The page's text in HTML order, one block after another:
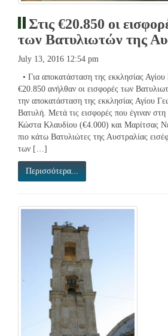
Στις €20.850 οι
των Βατυλιωτών της
July 13, 2016 12:54 pm
• Για αποκατάσταση της εκκλησίας
€20.850 ανήλθαν οι εισφορές των
την αποκατάσταση της εκκλησίας Αγίου
Βατυλή. Μετά τις εισφορές που έγιναν
Κώστα Κλαυδίου (€4.000) και Μαρίτσας
πιο κάτω Βατυλιώτες της Αυστραλίας
των […]
Περισσότερα...